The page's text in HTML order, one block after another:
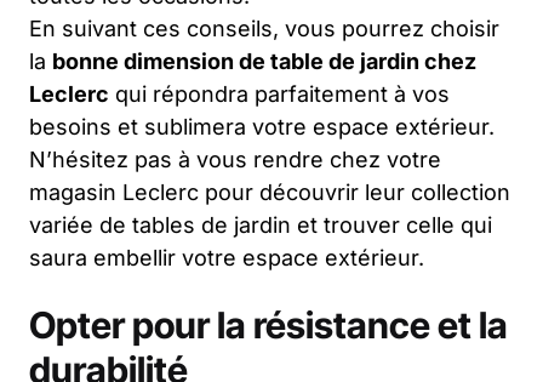
En suivant ces conseils, vous pourrez choisir
la bonne dimension de table de jardin chez
Leclerc qui répondra parfaitement à vos
besoins et sublimera votre espace extérieur.
N’hésitez pas à vous rendre chez votre
magasin Leclerc pour découvrir leur collection
variée de tables de jardin et trouver celle qui
saura embellir votre espace extérieur.
Opter pour la résistance et la
durabilité